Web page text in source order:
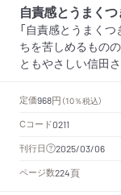
自責感とうまくつ
「自責感とうまく
ちを苦しめるもの
ともやさしい信田さ
定価968円 （10％税込）
Cコード0211
刊行日 2025/03/06
ページ数224頁